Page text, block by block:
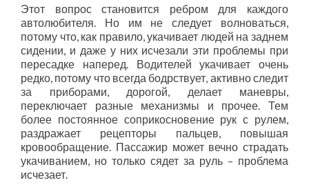
Этот вопрос становится ребром для каждого
автолюбителя. Но им не следует волноваться,
потому что, как правило, укачивает людей на заднем
сидении, и даже у них исчезали эти проблемы при
пересадке наперед. Водителей укачивает очень
редко, потому что всегда бодрствует, активно следит
за приборами, дорогой, делает маневры,
переключает разные механизмы и прочее. Тем
более постоянное соприкосновение рук с рулем,
раздражает рецепторы пальцев, повышая
кровообращение. Пассажир может вечно страдать
укачиванием, но только сядет за руль – проблема
исчезает.